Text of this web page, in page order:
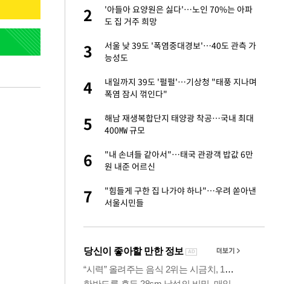
입힌다…AI 로봇 연
2
'아들아 요양원은 싫다'…노인 70%는 아파
도 집 거주 희망
3
서울 낮 39도 '폭염중대경보'…40도 관측 가
능성도
4
내일까지 39도 '펄펄'…기상청 "태풍 지나며
폭염 잠시 꺾인다"
5
해남 재생복합단지 태양광 착공…국내 최대
400㎿ 규모
6
"내 손녀들 같아서"…태국 관광객 밥값 6만
원 내준 어르신
7
"힘들게 구한 집 나가야 하나"…우려 쏟아낸
서울시민들